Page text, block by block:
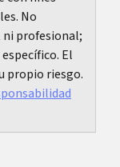
No
ni profesional;
El
propio riesgo.